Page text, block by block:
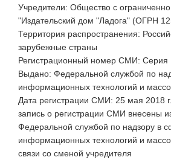
Учредители: Общество с
"Издательский дом "Ладога" (ОГРН
Территория распространения:
зарубежные страны
Регистрационный номер СМИ:
Выдано: Федеральной службой по
информационных технологий и
Дата регистрации СМИ: 25 мая 2018
запись о регистрации СМИ внесены
Федеральной службой по надзору в
информационных технологий и
связи со сменой учредителя